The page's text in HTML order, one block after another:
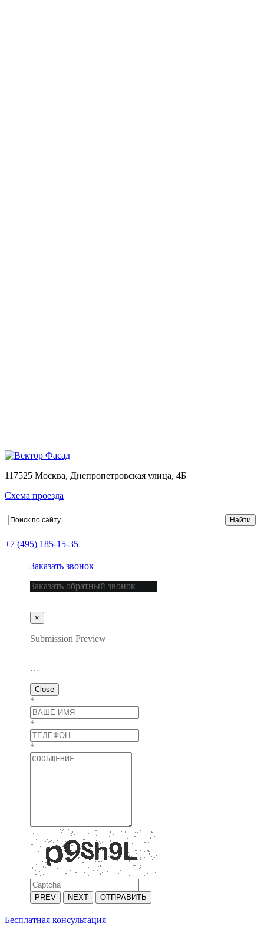
117525 Москва, Днепропетровская улица, 4Б
Схема проезда
+7 (495) 185-15-35
Заказать звонок
Заказать обратный звонок
×
Submission Preview
…
Close
*
*
*
PREV NEXT ОТПРАВИТЬ
Бесплатная консультация